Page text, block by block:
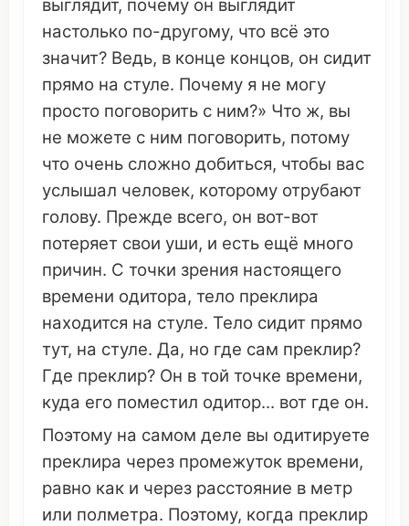
выглядит, почему он выглядит
настолько по-другому, что всё это
значит? Ведь, в конце концов, он сидит
прямо на стуле. Почему я не могу
просто поговорить с ним?» Что ж, вы
не можете с ним поговорить, потому
что очень сложно добиться, чтобы вас
услышал человек, которому отрубают
голову. Прежде всего, он вот-вот
потеряет свои уши, и есть ещё много
причин. С точки зрения настоящего
времени одитора, тело преклира
находится на стуле. Тело сидит прямо
тут, на стуле. Да, но где сам преклир?
Где преклир? Он в той точке времени,
куда его поместил одитор... вот где он.
Поэтому на самом деле вы одитируете
преклира через промежуток времени,
равно как и через расстояние в метр
или полметра. Поэтому, когда преклир